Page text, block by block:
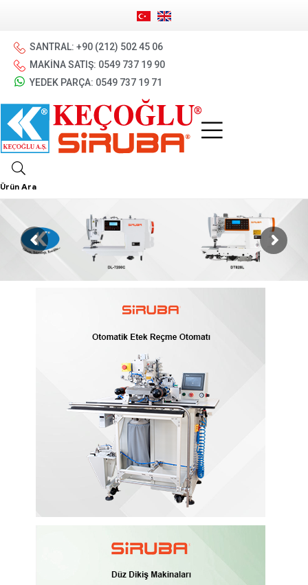
SANTRAL: +90 (212) 502 45 06
MAKİNA SATIŞ: 0549 737 19 90
YEDEK PARÇA: 0549 737 19 71
Ürün Ara